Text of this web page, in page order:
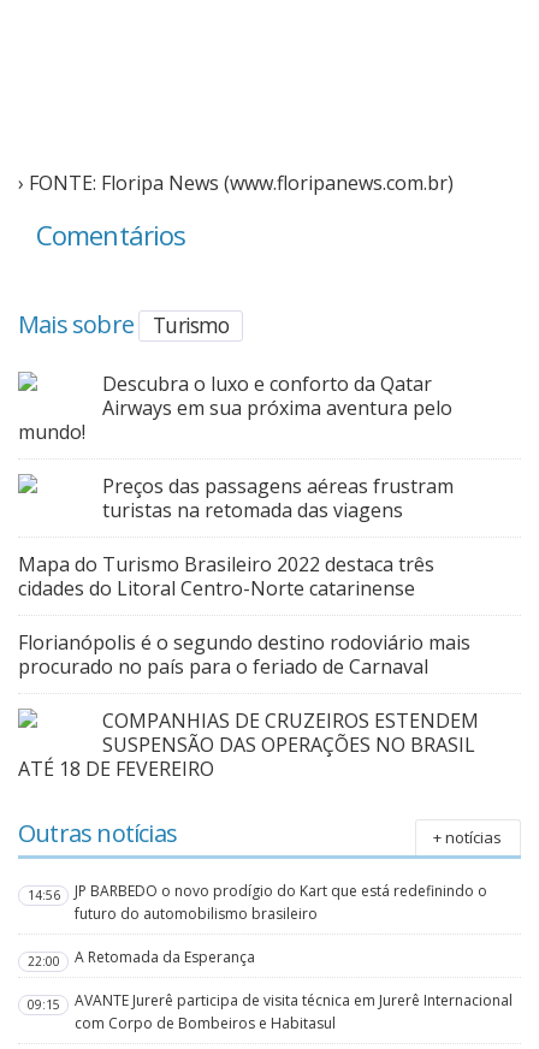
› FONTE: Floripa News (www.floripanews.com.br)
Comentários
Mais sobre Turismo
Descubra o luxo e conforto da Qatar
Airways em sua próxima aventura pelo
mundo!
Preços das passagens aéreas frustram
turistas na retomada das viagens
Mapa do Turismo Brasileiro 2022 destaca três
cidades do Litoral Centro-Norte catarinense
Florianópolis é o segundo destino rodoviário mais
procurado no país para o feriado de Carnaval
COMPANHIAS DE CRUZEIROS ESTENDEM
SUSPENSÃO DAS OPERAÇÕES NO BRASIL
ATÉ 18 DE FEVEREIRO
Outras notícias + notícias
14:56
JP BARBEDO o novo prodígio do Kart que está redefinindo o
futuro do automobilismo brasileiro
22:00 A Retomada da Esperança
09:15
AVANTE Jurerê participa de visita técnica em Jurerê Internacional
com Corpo de Bombeiros e Habitasul